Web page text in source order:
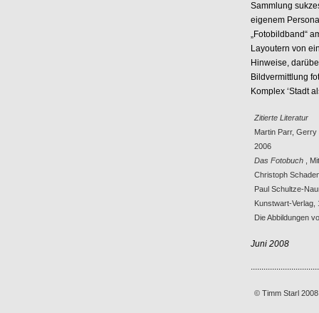
Sammlung
eigenem
„Fotobildband“
Layoutern von
Hinweise,
Bildvermittlung
Komplex ‘Stadt
Zitierte Literatur
Martin Parr,
2006
Das Fotobuch
,
Christoph
Paul Schultze-
Kunstwart-Verlag,
Die Abbildungen
Juni 2008
© Timm Starl 2008